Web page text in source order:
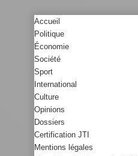
Accueil
Politique
Économie
Société
Sport
International
Culture
Opinions
Dossiers
Certification JTI
Mentions légales